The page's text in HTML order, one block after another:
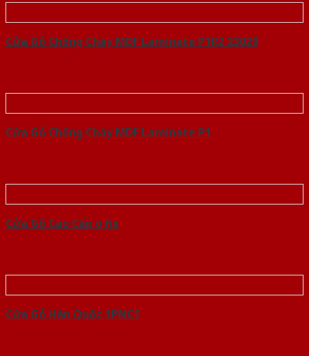
Cửa Gỗ Chống Cháy MDF Laminate P1R2 23029
Cửa Gỗ Chống Cháy MDF Laminate P1
Cửa Gỗ Cao Cấp o fix
Cửa Gỗ Hàn Quốc 1PNC1